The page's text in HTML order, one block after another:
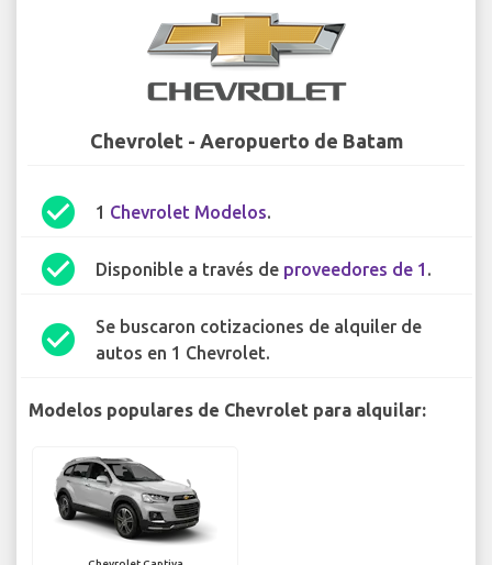
Chevrolet - Aeropuerto de Batam
check_circle 1 Chevrolet Modelos.
check_circle Disponible a través de proveedores de 1 .
check_circle
Se buscaron cotizaciones de alquiler de
autos en 1 Chevrolet.
Modelos populares de Chevrolet para alquilar: